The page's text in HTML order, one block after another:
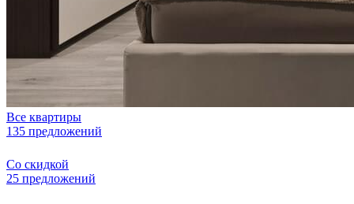
Все квартиры
135 предложений
Со скидкой
25 предложений